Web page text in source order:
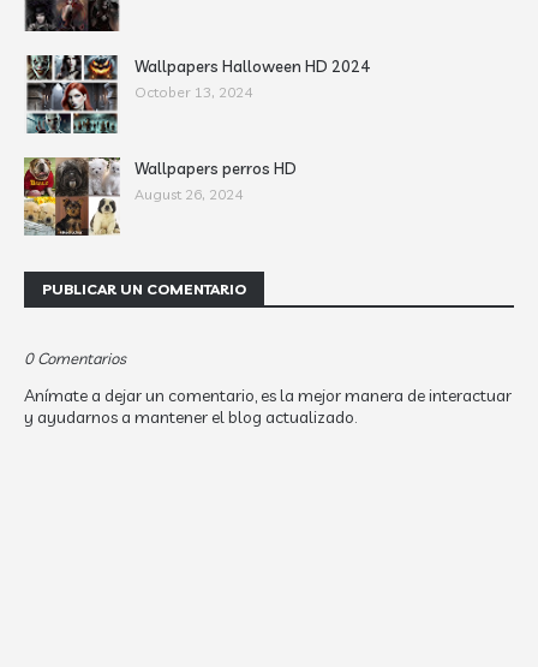
Wallpapers Halloween HD 2024
October 13, 2024
Wallpapers perros HD
August 26, 2024
PUBLICAR UN COMENTARIO
0 Comentarios
Anímate a dejar un comentario, es la mejor manera de interactuar
y ayudarnos a mantener el blog actualizado.